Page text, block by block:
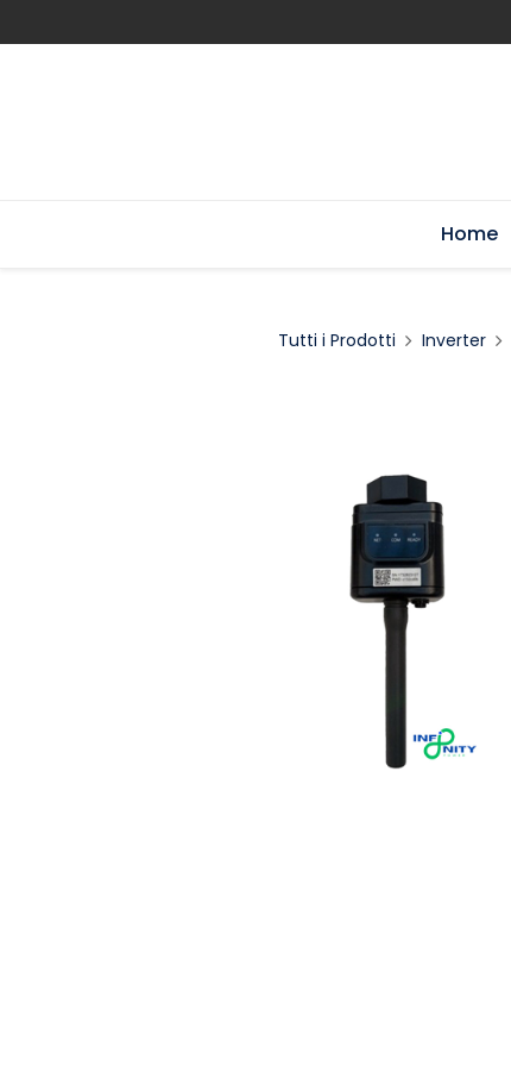
Home
Tutti i Prodotti Inverter